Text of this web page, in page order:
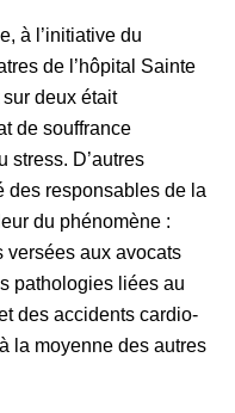
à l’initiative du
de l’hôpital Sainte
deux était
de souffrance
stress. D’autres
des responsables de la
du phénomène :
versées aux avocats
pathologies liées au
des accidents cardio-
la moyenne des autres